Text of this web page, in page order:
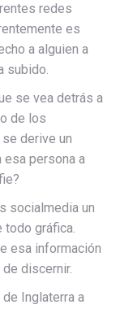
redes
es
a alguien a
subido.
se vea detrás a
de los
derive un
esa persona a
socialmedia un
todo gráfica.
esa información
discernir.
Inglaterra a